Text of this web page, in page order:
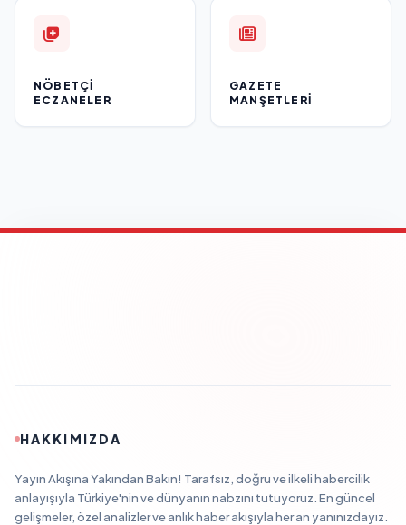
NÖBETÇI
ECZANELER
GAZETE
MANŞETLERI
HAKKIMIZDA
Yayın Akışına Yakından Bakın! Tarafsız, doğru ve ilkeli habercilik
anlayışıyla Türkiye'nin ve dünyanın nabzını tutuyoruz. En güncel
gelişmeler, özel analizler ve anlık haber akışıyla her an yanınızdayız.